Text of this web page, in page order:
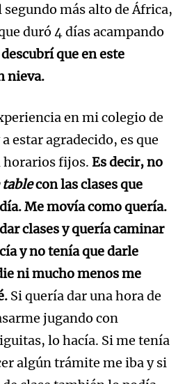
más alto de África,
duró 4 días acampando
que en este
nieva.
en mi colegio de
estar agradecido, es que
horarios fijos. Es decir, no
con las clases que
Me movía como quería.
clases y quería caminar
y no tenía que darle
ni mucho menos me
Si quería dar una hora de
jugando con
lo hacía. Si me tenía
algún trámite me iba y si